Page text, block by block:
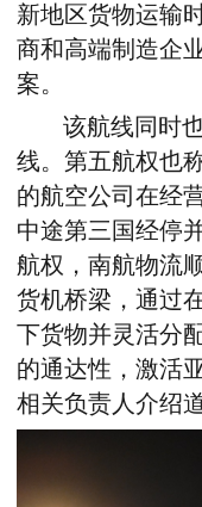
新地区货物运输
商和高端制造企
案。
该航线同时
线。第五航权也
的航空公司在经
中途第三国经停
航权，南航物流
货机桥梁，通过
下货物并灵活分
的通达性，激活
相关负责人介绍道